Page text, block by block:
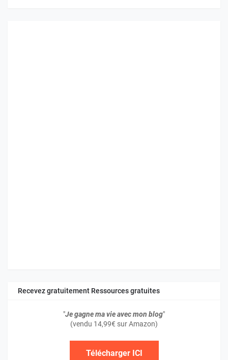
Recevez gratuitement Ressources gratuites
"Je gagne ma vie avec mon blog"
(vendu 14,99€ sur Amazon)
Télécharger ICI